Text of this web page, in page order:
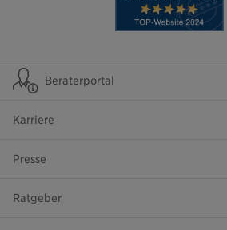
Beraterportal
Karriere
Presse
Ratgeber